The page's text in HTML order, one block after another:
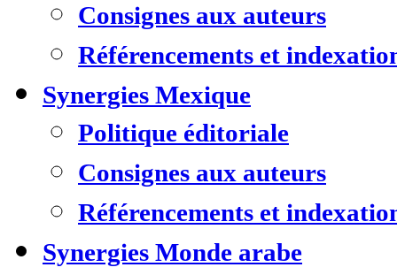
Consignes aux auteurs
Référencements et
Synergies Mexique
Politique éditoriale
Consignes aux auteurs
Référencements et
Synergies Monde arabe